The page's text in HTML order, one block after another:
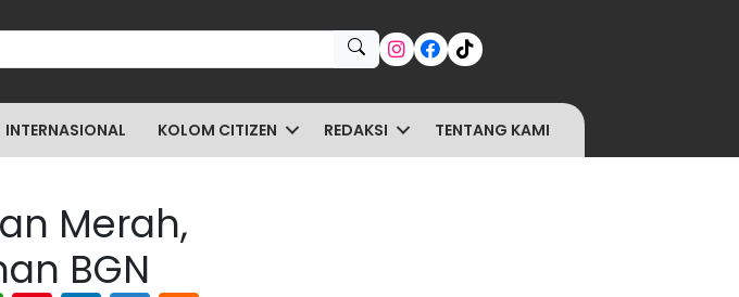
INTERNASIONAL KOLOM CITIZEN REDAKSI TENTANG KAMI
Merah,
BGN